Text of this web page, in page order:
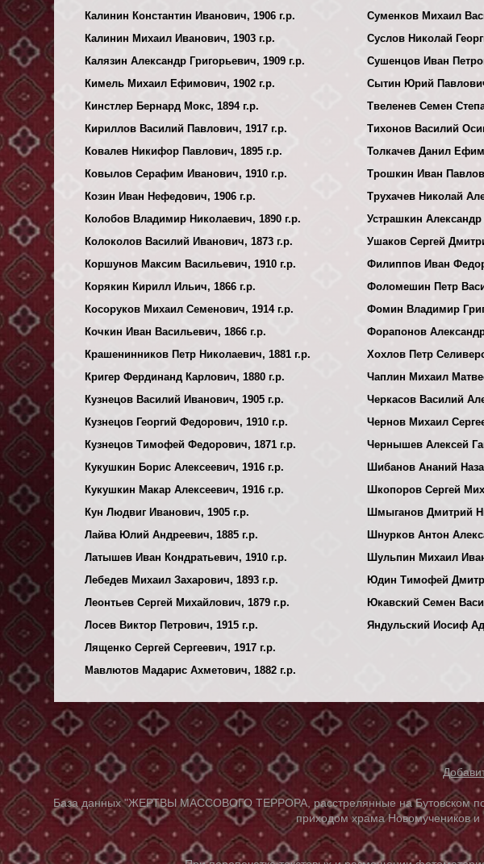
Калинин Константин Иванович, 1906 г.р.
Калинин Михаил Иванович, 1903 г.р.
Калязин Александр Григорьевич, 1909 г.р.
Кимель Михаил Ефимович, 1902 г.р.
Кинстлер Бернард Мокс, 1894 г.р.
Кириллов Василий Павлович, 1917 г.р.
Ковалев Никифор Павлович, 1895 г.р.
Ковылов Серафим Иванович, 1910 г.р.
Козин Иван Нефедович, 1906 г.р.
Колобов Владимир Николаевич, 1890 г.р.
Колоколов Василий Иванович, 1873 г.р.
Коршунов Максим Васильевич, 1910 г.р.
Корякин Кирилл Ильич, 1866 г.р.
Косоруков Михаил Семенович, 1914 г.р.
Кочкин Иван Васильевич, 1866 г.р.
Крашенинников Петр Николаевич, 1881 г.р.
Кригер Фердинанд Карлович, 1880 г.р.
Кузнецов Василий Иванович, 1905 г.р.
Кузнецов Георгий Федорович, 1910 г.р.
Кузнецов Тимофей Федорович, 1871 г.р.
Кукушкин Борис Алексеевич, 1916 г.р.
Кукушкин Макар Алексеевич, 1916 г.р.
Кун Людвиг Иванович, 1905 г.р.
Лайва Юлий Андреевич, 1885 г.р.
Латышев Иван Кондратьевич, 1910 г.р.
Лебедев Михаил Захарович, 1893 г.р.
Леонтьев Сергей Михайлович, 1879 г.р.
Лосев Виктор Петрович, 1915 г.р.
Лященко Сергей Сергеевич, 1917 г.р.
Мавлютов Мадарис Ахметович, 1882 г.р.
Суменков Михаил
Суслов Николай
Сушенцов Иван
Сытин Юрий
Твеленев Семен
Тихонов Василий
Толкачев Данил
Трошкин Иван
Трухачев Николай
Устрашкин Александр
Ушаков Сергей
Филиппов Иван
Фоломешин Петр
Фомин Владимир
Форапонов
Хохлов Петр
Чаплин Михаил
Черкасов Василий
Чернов Михаил
Чернышев Алексей
Шибанов Ананий
Шкопоров Сергей
Шмыганов Дмитрий
Шнурков Антон
Шульпин Михаил
Юдин Тимофей
Юкавский Семен
Яндульский Иосиф
База данных "ЖЕРТВЫ МАССОВОГО ТЕРРОРА, расстрелянные на Бутовском
приходом храма Новомучеников и